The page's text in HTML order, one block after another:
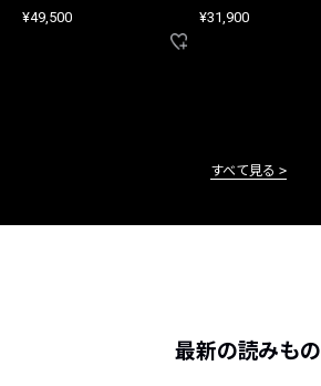
¥49,500 ¥31,900
すべて見る
最新の読みもの